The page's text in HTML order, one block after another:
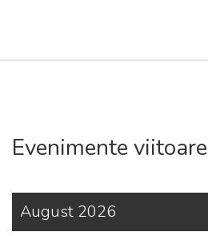
Evenimente viitoare
August 2026